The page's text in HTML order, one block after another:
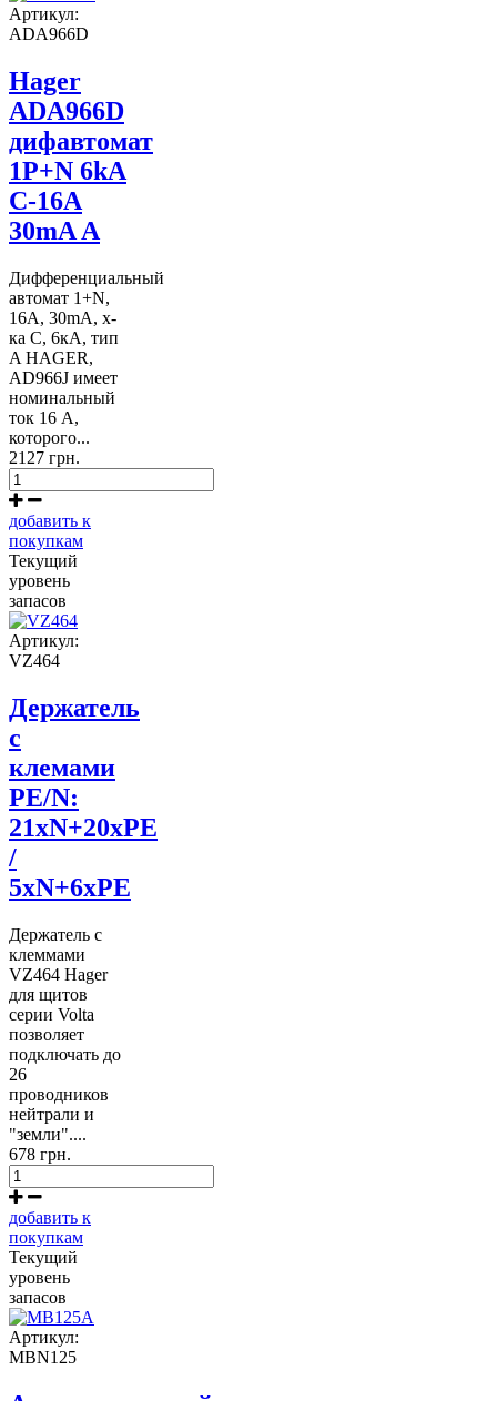
Артикул:
ADA966D
Hager
ADA966D
дифавтомат
1P+N 6kA
C-16A
30mA A
Дифференциальный
автомат 1+N,
16A, 30mA, х-
ка C, 6кА, тип
A HAGER,
AD966J имеет
номинальный
ток 16 А,
которого...
2127 грн.
добавить к
покупкам
Текущий
уровень
запасов
Артикул:
VZ464
Держатель
с
клемами
PE/N:
21xN+20xPE
/
5xN+6xPE
Держатель с
клеммами
VZ464 Hager
для щитов
серии Volta
позволяет
подключать до
26
проводников
нейтрали и
"земли"....
678 грн.
добавить к
покупкам
Текущий
уровень
запасов
Артикул:
MBN125